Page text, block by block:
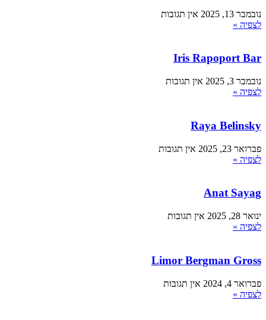
נובמבר 13, 2025
אין תגובות
לצפיה »
Iris Rapoport Bar
נובמבר 3, 2025
אין תגובות
לצפיה »
Raya Belinsky
פברואר 23, 2025
אין תגובות
לצפיה »
Anat Sayag
ינואר 28, 2025
אין תגובות
לצפיה »
Limor Bergman Gross
פברואר 4, 2024
אין תגובות
לצפיה »